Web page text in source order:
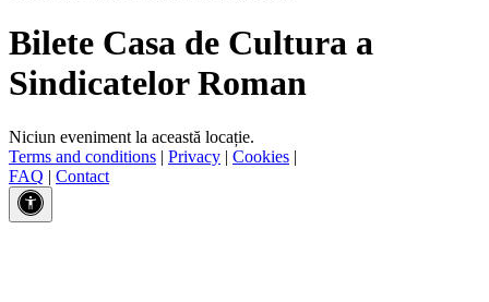
Bilete Casa de Cultura a
Sindicatelor Roman
Niciun eveniment la această locație.
Terms and conditions | Privacy | Cookies |
FAQ | Contact